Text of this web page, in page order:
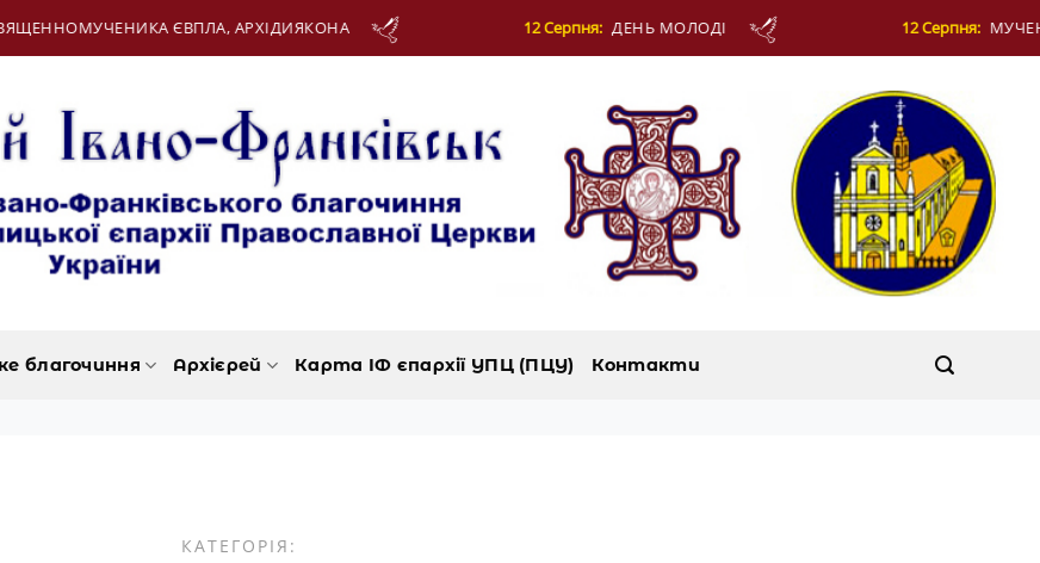
АРХІДИЯКОНА 12 Серпня: ДЕНЬ МОЛОДІ 12 Серпня: МУЧЕНИКІВ ФОТІЯ Й АНКИТИ ТА
благочиння Архієрей Карта ІФ єпархії УПЦ (ПЦУ) Контакти
КАТЕГОРІЯ: